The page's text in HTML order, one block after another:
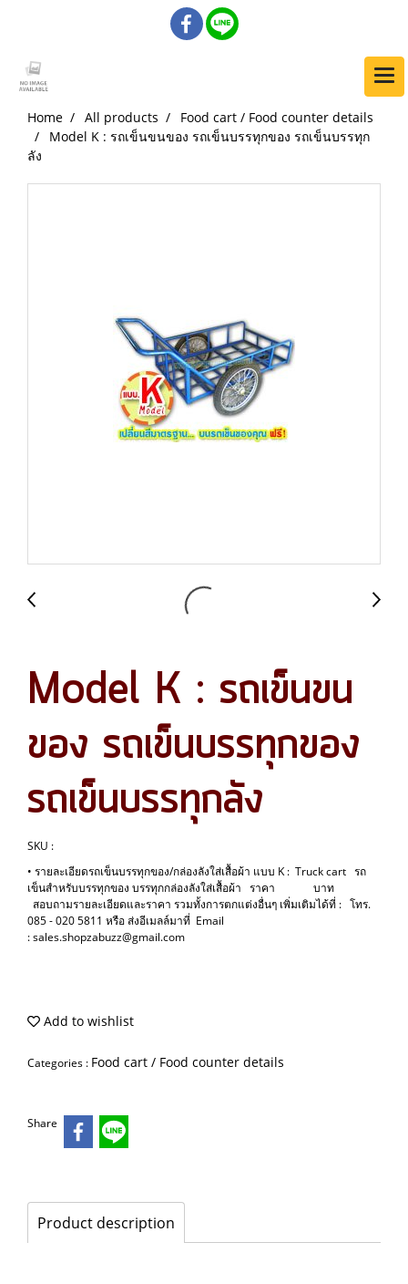
Home All products
Food cart / Food counter details
Model K : รถเข็นขนของ รถเข็นบรรทุกของ รถเข็นบรรทุก
ลัง
Model K : รถเข็นขน
ของ รถเข็นบรรทุกของ
รถเข็นบรรทุกลัง
SKU :
• รายละเอียดรถเข็นบรรทุกของ/กล่องลังใส่เสื้อผ้า แบบ K : Truck cart รถ
เข็นสำหรับบรรทุกของ บรรทุกกล่องลังใส่เสื้อผ้า ราคา บาท
สอบถามรายละเอียดและราคา รวมทั้งการตกแต่งอื่นๆ เพิ่มเติมได้ที่ : โทร.
085 - 020 5811 หรือ ส่งอีเมลล์มาที่ Email
: sales.shopzabuzz@gmail.com
Add to wishlist
Categories : Food cart / Food counter details
Share
Product description